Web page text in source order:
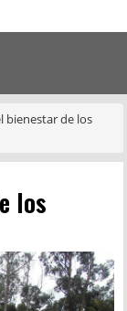
bienestar de los
los